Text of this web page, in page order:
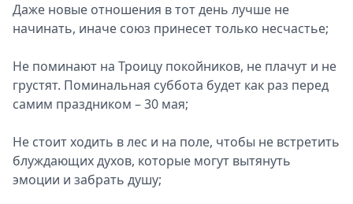
Даже новые отношения в тот день лучше не
начинать, иначе союз принесет только несчастье;
Не поминают на Троицу покойников, не плачут и не
грустят. Поминальная суббота будет как раз перед
самим праздником – 30 мая;
Не стоит ходить в лес и на поле, чтобы не встретить
блуждающих духов, которые могут вытянуть
эмоции и забрать душу;